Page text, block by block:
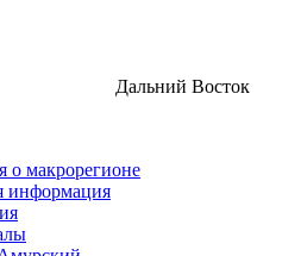
Дальний Восток
о макрорегионе
информация